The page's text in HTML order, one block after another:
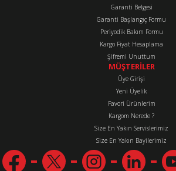
Garanti Belgesi
Garanti Başlangıç Formu
Periyodik Bakım Formu
Kargo Fiyat Hesaplama
Şifremi Unuttum
MÜŞTERİLER
Üye Girişi
Yeni Üyelik
Favori Ürünlerim
Kargom Nerede ?
Size En Yakın Servislerimiz
Size En Yakın Bayilerimiz